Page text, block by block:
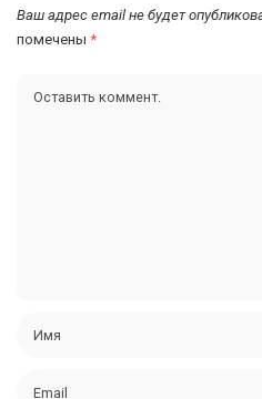
Ваш адрес email не будет
помечены *